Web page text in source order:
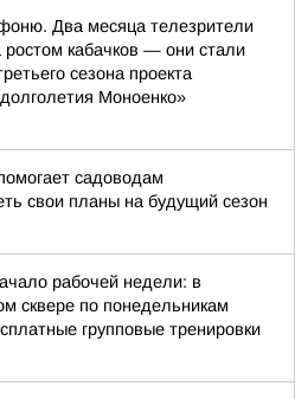
Два месяца телезрители
ростом кабачков — они стали
сезона проекта
Моноенко»
садоводам
свои планы на будущий сезон
рабочей недели: в
сквере по понедельникам
групповые тренировки